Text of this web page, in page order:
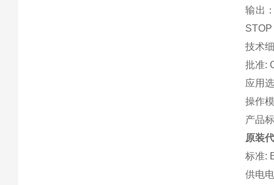
输出
技术
批准:
应用
操作
产品
原装
标准:
供电